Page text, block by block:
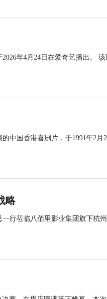
年4月24日在爱奇艺播出。 该
中国香港喜剧片，于1991年2月
略
行莅临八佰里影业集团旗下杭